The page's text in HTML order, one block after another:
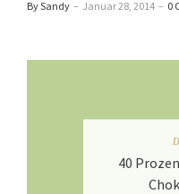
By Sandy – Januar 28, 2014 – 0
40